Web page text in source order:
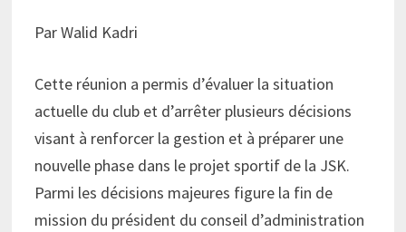
Par Walid Kadri
Cette réunion a permis d’évaluer la situation
actuelle du club et d’arrêter plusieurs décisions
visant à renforcer la gestion et à préparer une
nouvelle phase dans le projet sportif de la JSK.
Parmi les décisions majeures figure la fin de
mission du président du conseil d’administration